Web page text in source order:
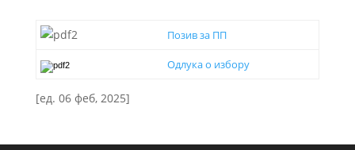
[ед. 06 феб, 2025]
Позив за ПП
Одлука о избору